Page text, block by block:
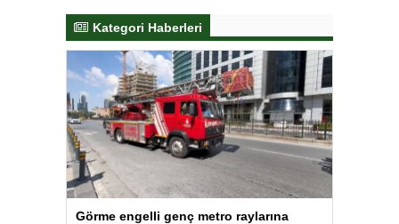
Kategori Haberleri
Görme engelli genç metro raylarına